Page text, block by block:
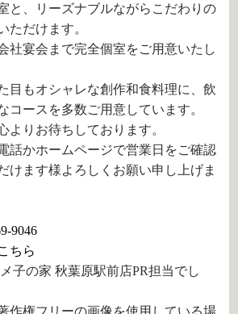
と、リーズナブルながらこだわりの
ただけます。
社宴会まで完全個室をご用意いたし
目もオシャレな創作和食料理に、飲
コースを多数ご用意しています。
よりお待ちしております。
話かホームページで営業日をご確認
けます様よろしくお願い申し上げま
9046
ちら
子の家 秋葉原駅前店PR担当でし
作権フリーの画像を使用している場